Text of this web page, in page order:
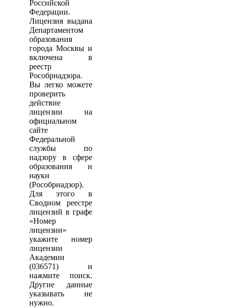
Российской
Федерации.
Лицензия выдана
Департаментом
образования
города Москвы и
включена в
реестр
Рособрнадзора.
Вы легко можете
проверить
действие
лицензии на
официальном
сайте
Федеральной
службы по
надзору в сфере
образования и
науки
(Рособрнадзор).
Для этого в
Сводном реестре
лицензий в графе
«Номер
лицензии»
укажите номер
лицензии
Академии
(036571) и
нажмите поиск.
Другие данные
указывать не
нужно.